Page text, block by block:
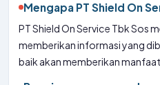
Mengapa PT Shield On
PT Shield On Service Tbk Sos
memberikan informasi yang
baik akan memberikan manfaat